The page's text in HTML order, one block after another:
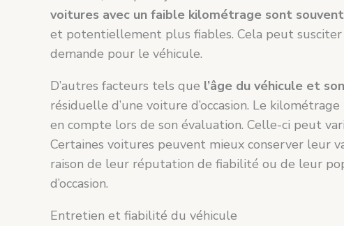
voitures avec un faible kilométrage sont
et potentiellement plus fiables. Cela peut
demande pour le véhicule.
D’autres facteurs tels que l’âge du véhicule et
résiduelle d’une voiture d’occasion. Le
en compte lors de son évaluation. Celle-ci peut
Certaines voitures peuvent mieux conserver leur
raison de leur réputation de fiabilité ou de leur
d’occasion.
Entretien et fiabilité du véhicule